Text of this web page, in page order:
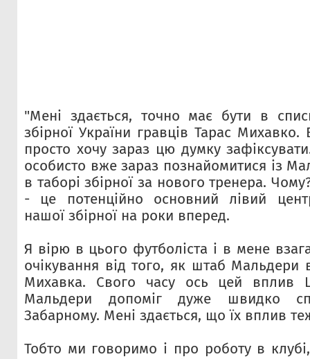
"Мені здається, точно має бути в
збірної України гравців Тарас
просто хочу зараз цю думку
особисто вже зараз познайомитися із
в таборі збірної за нового тренера.
- це потенційно основний лівий
нашої збірної на роки вперед.
Я вірю в цього футболіста і в мене
очікування від того, як штаб Мальдери
Михавка. Свого часу ось цей вплив
Мальдери допоміг дуже швидко
Забарному. Мені здається, що їх вплив
Тобто ми говоримо і про роботу в